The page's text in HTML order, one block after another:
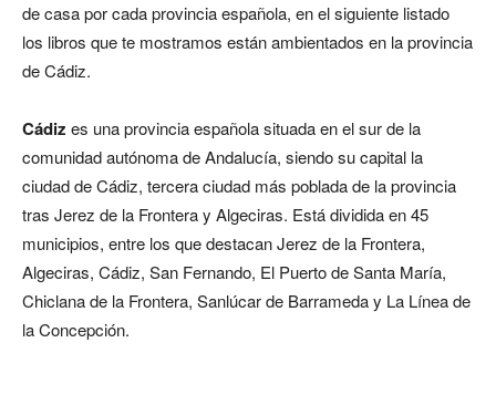
de casa por cada provincia española, en el siguiente listado
los libros que te mostramos están ambientados en la provincia
de Cádiz.
Cádiz es una provincia española situada en el sur de la
comunidad autónoma de Andalucía, siendo su capital la
ciudad de Cádiz, tercera ciudad más poblada de la provincia
tras Jerez de la Frontera y Algeciras. Está dividida en 45
municipios, entre los que destacan Jerez de la Frontera,
Algeciras, Cádiz, San Fernando, El Puerto de Santa María,
Chiclana de la Frontera, Sanlúcar de Barrameda y La Línea de
la Concepción.